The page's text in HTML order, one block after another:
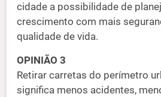
cidade a possibilidade de
crescimento com mais
qualidade de vida.
OPINIÃO 3
Retirar carretas do perímetro
significa menos acidentes,